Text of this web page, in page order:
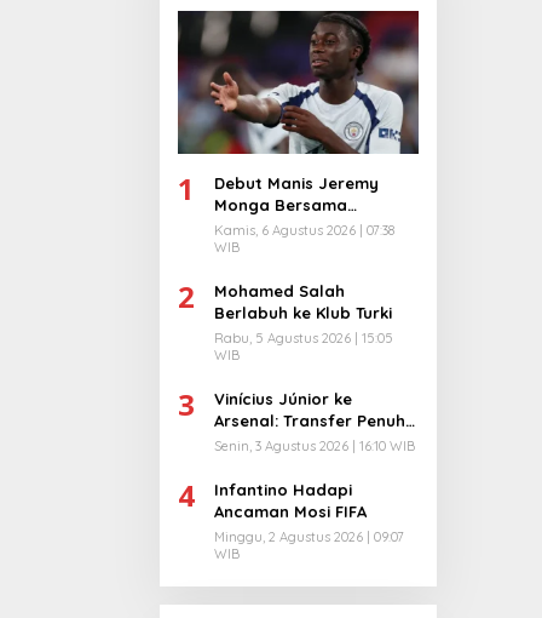
1
Debut Manis Jeremy
Monga Bersama
Manchester City
Kamis, 6 Agustus 2026 | 07:38
WIB
2
Mohamed Salah
Berlabuh ke Klub Turki
Rabu, 5 Agustus 2026 | 15:05
WIB
3
Vinícius Júnior ke
Arsenal: Transfer Penuh
Risiko
Senin, 3 Agustus 2026 | 16:10 WIB
4
Infantino Hadapi
Ancaman Mosi FIFA
Minggu, 2 Agustus 2026 | 09:07
WIB